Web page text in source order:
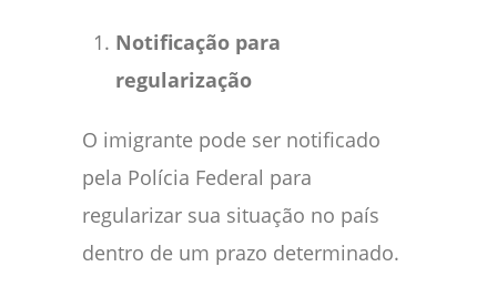
Notificação para
regularização
O imigrante pode ser notificado
pela Polícia Federal para
regularizar sua situação no país
dentro de um prazo determinado.